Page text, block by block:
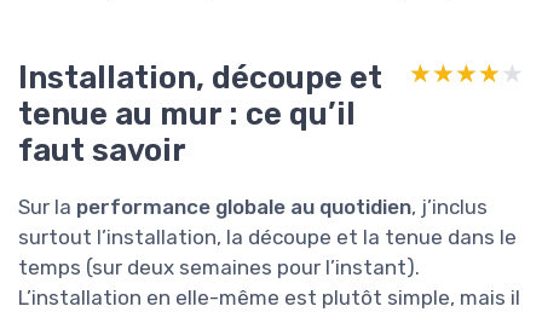
Installation, découpe et
tenue au mur : ce qu’il
faut savoir
★★★★★
★★★★★
Sur la performance globale au quotidien, j’inclus
surtout l’installation, la découpe et la tenue dans le
temps (sur deux semaines pour l’instant).
L’installation en elle-même est plutôt simple, mais il